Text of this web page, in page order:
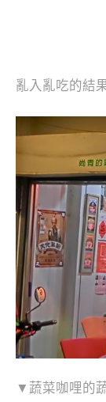
亂入亂吃的結
▼蔬菜咖哩的